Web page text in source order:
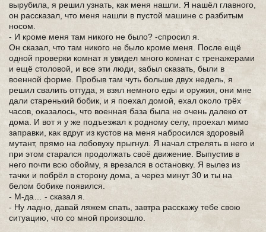
вырубила, я решил узнать, как меня нашли. Я нашёл главного,
он рассказал, что меня нашли в пустой машине с разбитым
носом.
- И кроме меня там никого не было? -спросил я.
Он сказал, что там никого не было кроме меня. После ещё
одной проверки комнат я увидел много комнат с тренажерами
и ещё столовой, и все эти люди, забыл сказать, были в
военной форме. Пробыв там чуть больше двух недель, я
решил свалить оттуда, я взял немного еды и оружия, они мне
дали старенький бобик, и я поехал домой, ехал около трёх
часов, оказалось, что военная база была не очень далеко от
дома. И вот я у же подъезжал к родному селу, проехал мимо
заправки, как вдруг из кустов на меня набросился здоровый
мутант, прямо на лобовуху прыгнул. Я начал стрелять в него и
при этом старался продолжать своё движение. Выпустив в
него почти всю обойму, я врезался в остановку. Я вылез из
тачки и побрёл в сторону дома, а через минут 30 и ты на
белом бобике появился.
- М-да… - сказал я.
- Ну ладно, давай ляжем спать, завтра расскажу тебе свою
ситуацию, что со мной произошло.